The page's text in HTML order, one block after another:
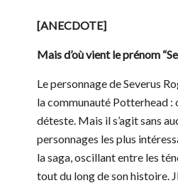
[ANECDOTE]
Mais d’où vient le prénom
Le personnage de Severus
la communauté Potterhead :
déteste. Mais il s’agit sans
personnages les plus
la saga, oscillant entre les
tout du long de son histoire.